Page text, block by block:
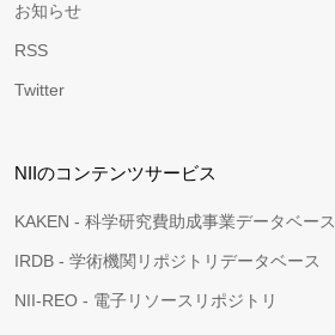
お知らせ
RSS
Twitter
NIIのコンテンツサービス
KAKEN - 科学研究費助成事業データベース
IRDB - 学術機関リポジトリデータベース
NII-REO - 電子リソースリポジトリ